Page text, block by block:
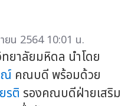
ยน 2564 10:01 น.
ยาลัยมหิดล นำโดย
ณ์ คณบดี พร้อมด้วย
รติ รองคณบดีฝ่ายเสริม